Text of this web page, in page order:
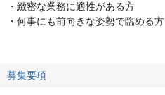
・緻密な業務に適性がある方
・何事にも前向きな姿勢で臨める方
募集要項